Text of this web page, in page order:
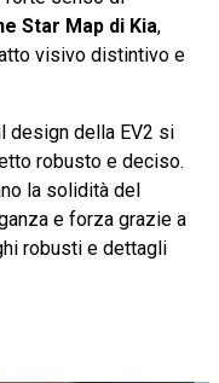
Star Map di Kia,
visivo distintivo e
design della EV2 si
robusto e deciso.
la solidità del
e forza grazie a
robusti e dettagli